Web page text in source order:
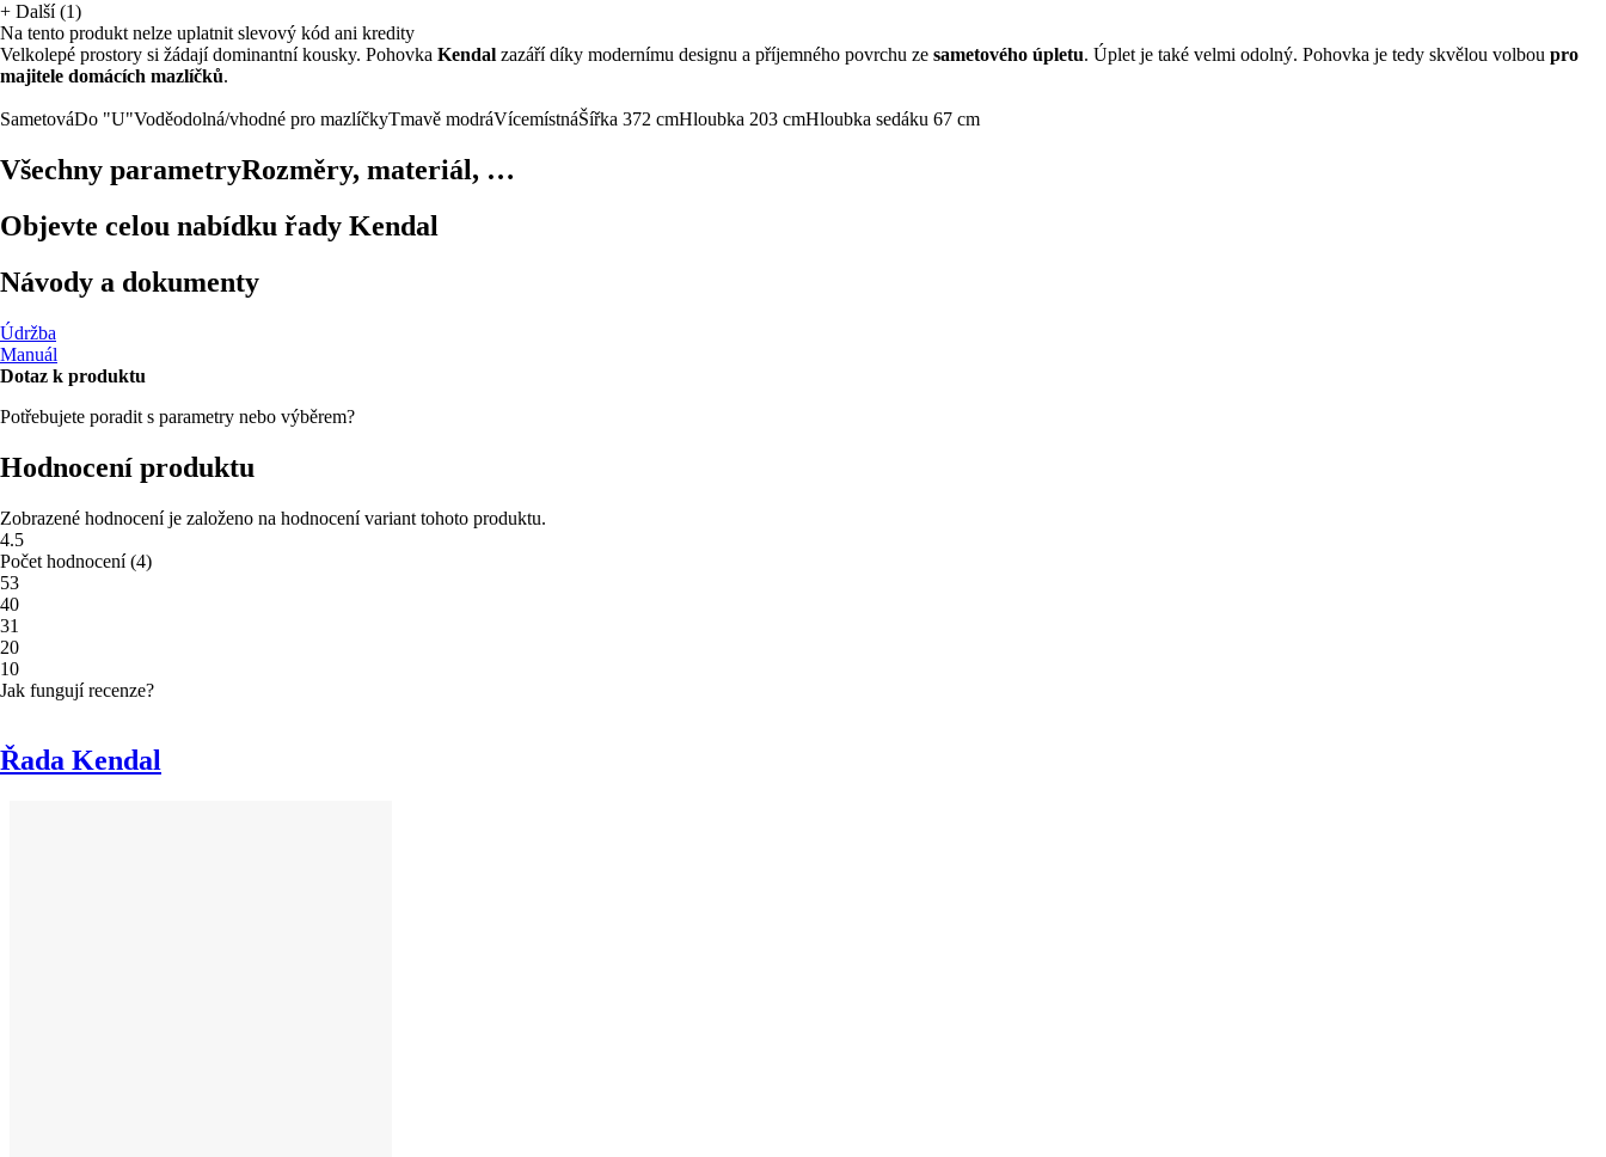
+ Další (1)
Na tento produkt nelze uplatnit slevový kód ani kredity
Velkolepé prostory si žádají dominantní kousky. Pohovka Kendal zazáří díky modernímu designu a příjemného povrchu ze sametového úpletu. Úplet je také velmi odolný. Pohovka je tedy skvělou volbou pro
majitele domácích mazlíčků.
SametováDo "U"Voděodolná/vhodné pro mazlíčkyTmavě modráVícemístnáŠířka 372 cmHloubka 203 cmHloubka sedáku 67 cm
Všechny parametryRozměry, materiál, …
Objevte celou nabídku řady Kendal
Návody a dokumenty
Údržba
Manuál
Dotaz k produktu
Potřebujete poradit s parametry nebo výběrem?
Hodnocení produktu
Zobrazené hodnocení je založeno na hodnocení variant tohoto produktu.
4.5
Počet hodnocení(4)
53
40
31
20
10
Jak fungují recenze?
Řada Kendal